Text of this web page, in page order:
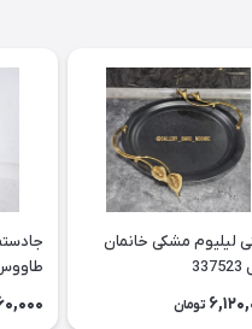
لیلیوم مشکی خانمان
تومان